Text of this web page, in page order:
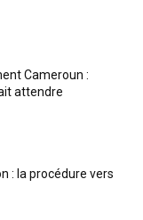
Cameroun :
attendre
: la procédure vers